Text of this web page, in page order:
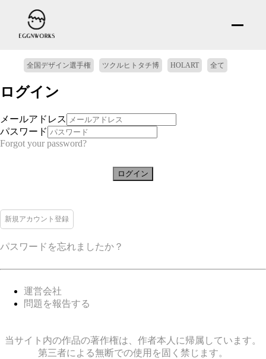
全国デザイン選手権 ツクルヒトタチ博 HOLART 全て
ログイン
メールアドレス
パスワード
Forgot your password?
ログイン
新規アカウント登録
パスワードを忘れましたか？
運営会社
問題を報告する
当サイト内の作品の著作権は、作者本人に帰属しています。
第三者による無断での使用を固く禁じます。